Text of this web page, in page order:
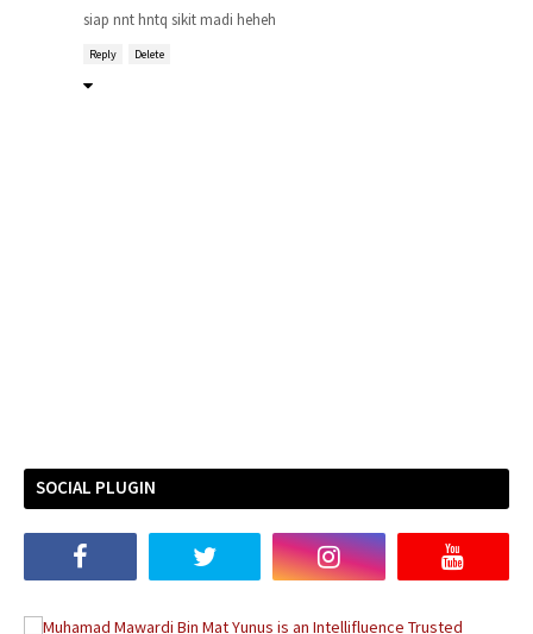
siap nnt hntq sikit madi heheh
Reply Delete
SOCIAL PLUGIN